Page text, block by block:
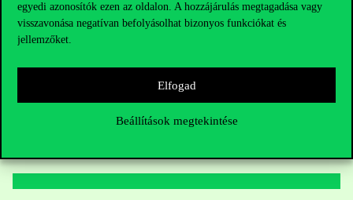
egyedi azonosítók ezen az oldalon. A hozzájárulás megtagadása vagy
visszavonása negatívan befolyásolhat bizonyos funkciókat és
jellemzőket.
Elfogad
Beállítások megtekintése
Sajtó:press@uni-corvinus.hu